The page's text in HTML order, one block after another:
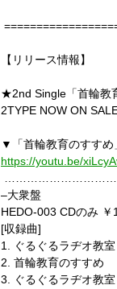
【リリース情報】
★2nd Single 「首輪教
2TYPE NOW ON
▼「首輪教育のすすめ
https://youtu.be/
–大衆盤
HEDO-003 CDのみ ￥
[収録曲]
1.
ぐるぐるラヂオ教室
2. 首輪教育のすすめ
3.
ぐるぐるラヂオ教